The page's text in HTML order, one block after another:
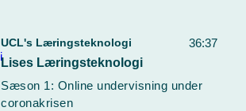
36:37
UCL's Læringsteknologi
Lises Læringsteknologi
Sæson 1: Online undervisning under
coronakrisen